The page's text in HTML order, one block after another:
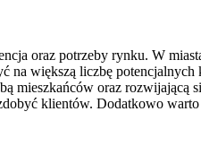
oraz potrzeby rynku. W
większą liczbę
mieszkańców oraz rozwijającą
klientów. Dodatkowo